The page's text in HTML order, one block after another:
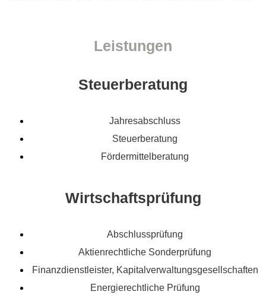
Leistungen
Steuerberatung
Jahresabschluss
Steuerberatung
Fördermittelberatung
Wirtschaftsprüfung
Abschlussprüfung
Aktienrechtliche Sonderprüfung
Finanzdienstleister, Kapitalverwaltungsgesellschaften
Energierechtliche Prüfung